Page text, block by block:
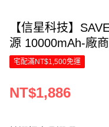
【信星科技】
源 10000mAh-廠
宅配滿NT$1,500免運
NT$1,886